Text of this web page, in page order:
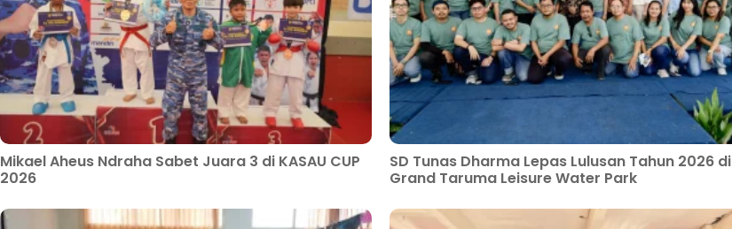
Mikael Aheus Ndraha Sabet Juara 3 di KASAU CUP
2026
SD Tunas Dharma Lepas Lulusan Tahun 2026 di
Grand Taruma Leisure Water Park